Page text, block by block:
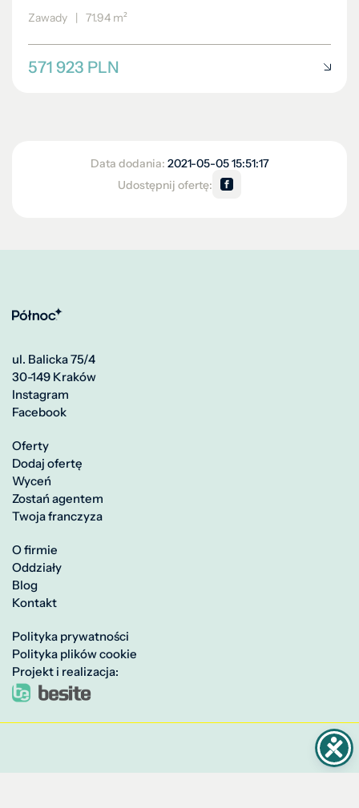
Zawady | 71.94 m²
571 923 PLN
Data dodania: 2021-05-05 15:51:17
Udostępnij ofertę:
ul. Balicka 75/4
30-149 Kraków
Instagram
Facebook
Oferty
Dodaj ofertę
Wyceń
Zostań agentem
Twoja franczyza
O firmie
Oddziały
Blog
Kontakt
Polityka prywatności
Polityka plików cookie
Projekt i realizacja: